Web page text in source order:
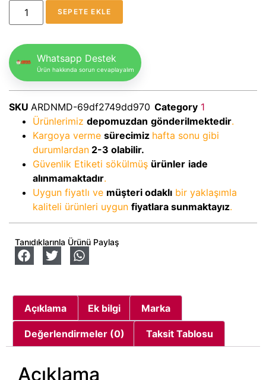
SEPETE EKLE
Whatsapp Destek
Ürün hakkında sorun cevaplayalım
SKU ARDNMD-69df2749dd970 Category 1
Ürünlerimiz depomuzdan gönderilmektedir.
Kargoya verme sürecimiz hafta sonu gibi
durumlardan 2-3 olabilir.
Güvenlik Etiketi sökülmüş ürünler iade
alınmamaktadır.
Uygun fiyatlı ve müşteri odaklı bir yaklaşımla
kaliteli ürünleri uygun fiyatlara sunmaktayız.
Tanıdıklarınla Ürünü Paylaş
Açıklama Ek bilgi Marka
Değerlendirmeler (0) Taksit Tablosu
Açıklama